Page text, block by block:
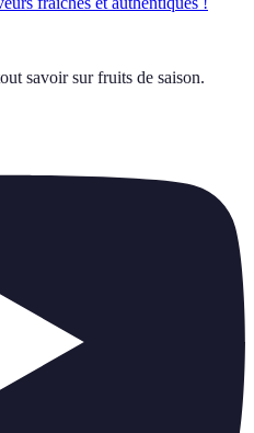
savoir sur fruits de saison.